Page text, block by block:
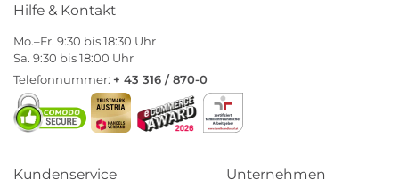
Hilfe & Kontakt
Mo.–Fr. 9:30 bis 18:30 Uhr
Sa. 9:30 bis 18:00 Uhr
Telefonnummer: + 43 316 / 870-0
Kundenservice Unternehmen